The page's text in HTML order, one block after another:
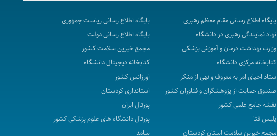
پایگاه اطلاع رسانی مقام معظم رهبری
پایگاه اطلاع رسانی ریاست جمهوری
نهاد نمایندگی رهبری در دانشگاه
پایگاه اطلاع رسانی دولت
وزارت بهداشت درمان و آموزش پزشکی
مجمع خیرین سلامت کشور
کتابخانه مرکزی دانشگاه
کتابخانه دیجیتال دانشگاه
ستاد احیای امر به معروف و نهی از منکر
اورژانس کشور
صندوق حمایت از پژوهشگران و فناوران کشور
استانداری کردستان
نقشه جامع علمی کشور
پورتال ایران
پلیس فتا
پورتال دانشگاه های علوم پزشکی کشور
مجمع خیرین سلامت استان کردستان
سامد